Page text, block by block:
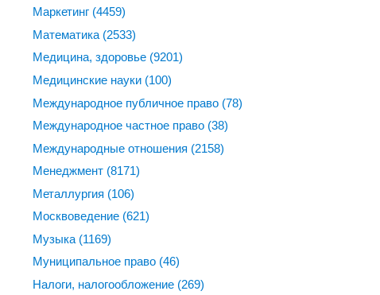
Маркетинг (4459)
Математика (2533)
Медицина, здоровье (9201)
Медицинские науки (100)
Международное публичное право (78)
Международное частное право (38)
Международные отношения (2158)
Менеджмент (8171)
Металлургия (106)
Москвоведение (621)
Музыка (1169)
Муниципальное право (46)
Налоги, налогообложение (269)